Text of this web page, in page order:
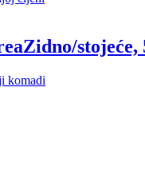
Zidno/stojeće,
komadi